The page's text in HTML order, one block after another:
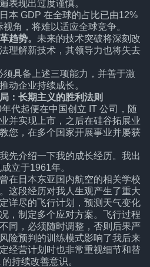
表现出过度谨慎。
日本 GDP 在全球的占比已由12%
角，将难以适应全球竞争。
趋势。 未来的技术突破将深刻改
理解新技术，其领导力也将失去
具备上述三项能力，并善于激
动企业持续成长。
：长期主义的胜利法则
代起便在中国创立 IT 公司，随
并实现上市，之后在硅谷拓展业
您，在多个国家开展事业并屡获
先介绍一下我的成长经历。我出
立于1961年。
在日本东亚国内航空的相关学校
这段经历对我人生观产生了重大
详尽的飞行计划，预测天气变化
，制定多个应对方案。飞行过程
同，必须随时调整，否则后果严
险预判的训练模式影响了我后来
经营计划时也非常重视细节和替
持续改善意识。